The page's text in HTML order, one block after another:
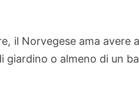
il Norvegese ama avere
giardino o almeno di un